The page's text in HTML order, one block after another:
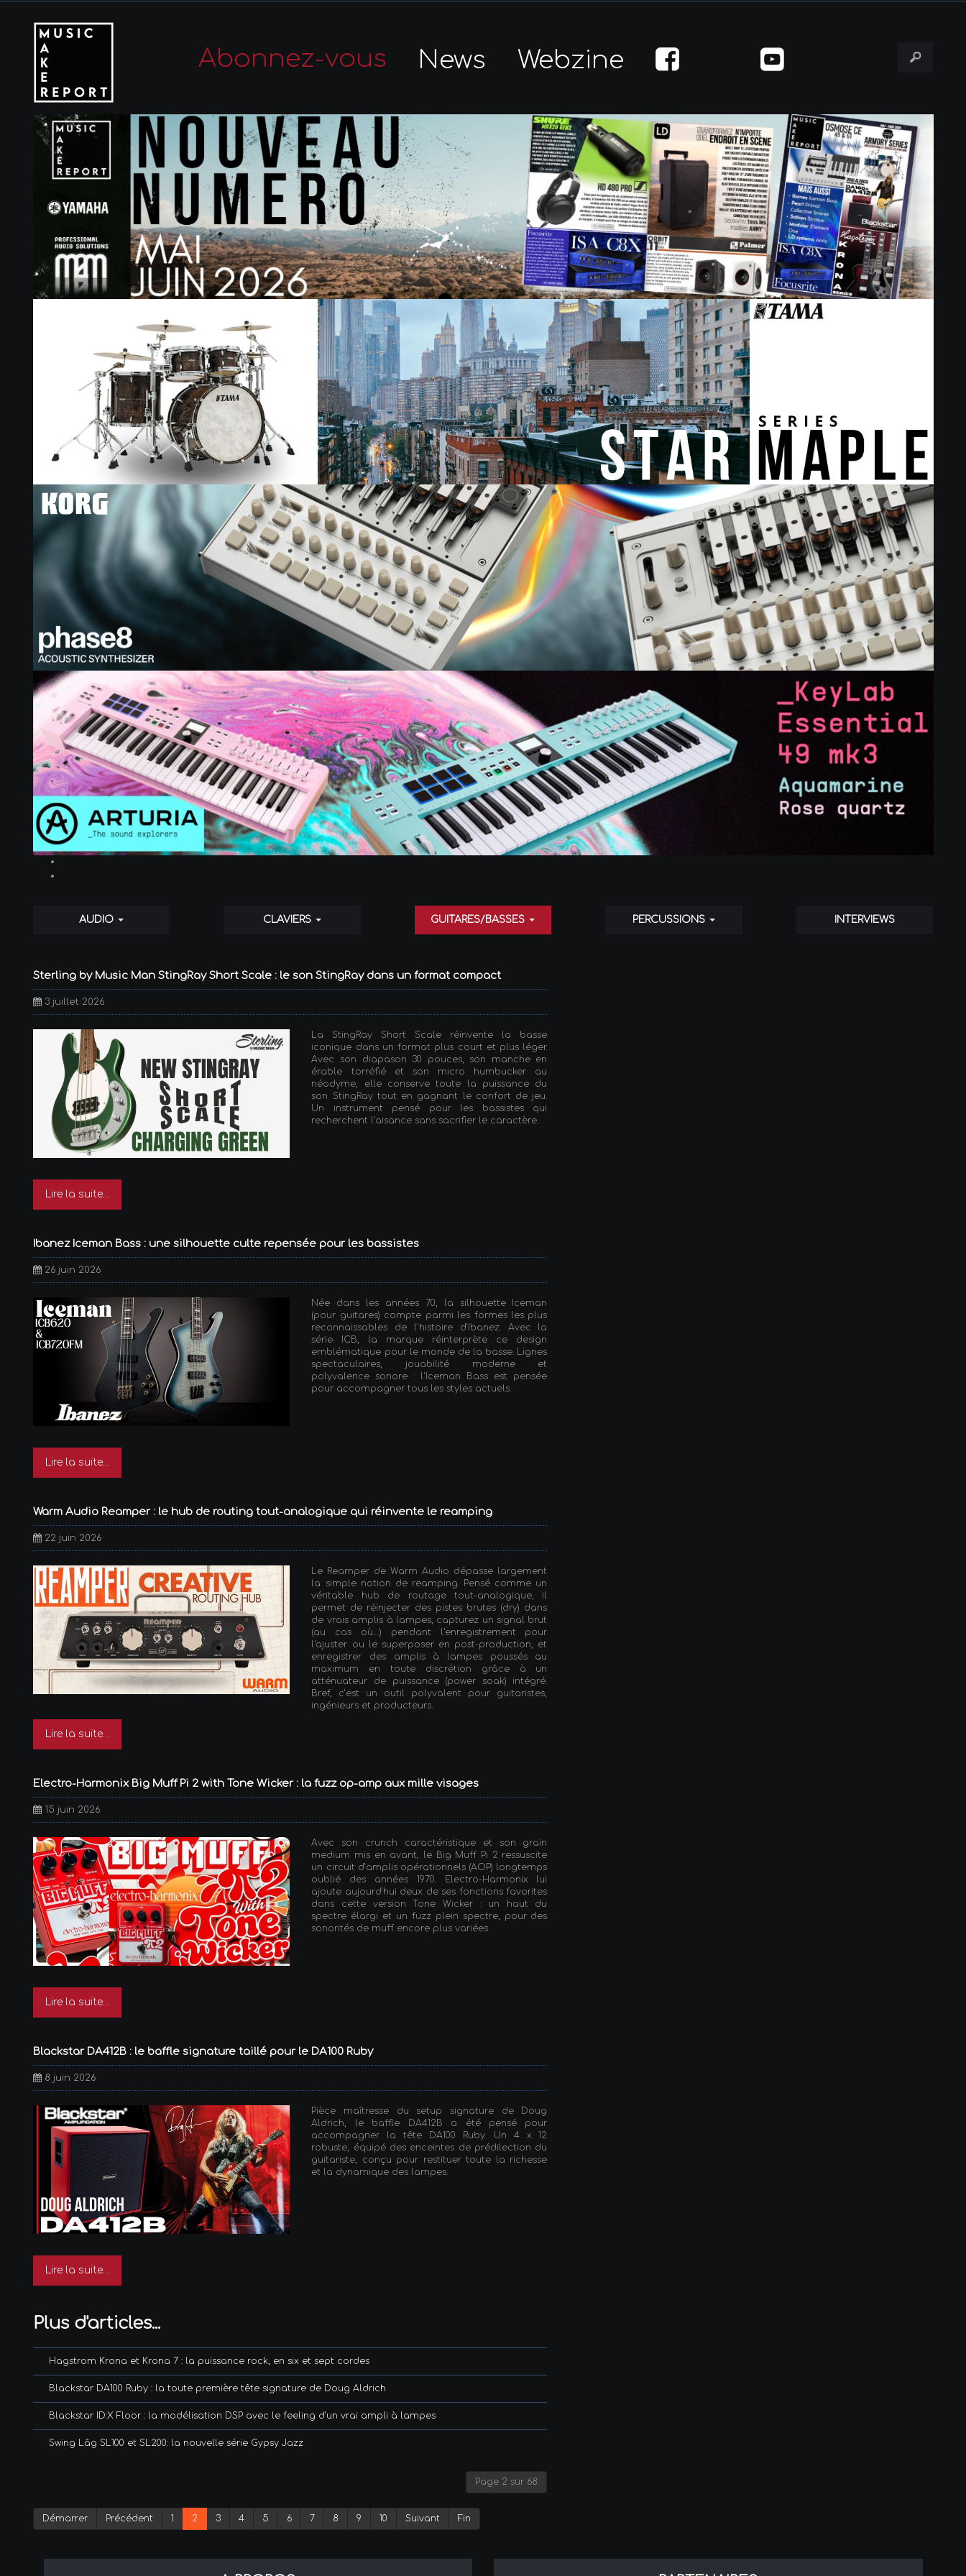
Abonnez-vous News Webzine
AUDIO CLAVIERS GUITARES/BASSES PERCUSSIONS INTERVIEWS
Sterling by Music Man StingRay Short Scale : le son StingRay dans un format compact
3 juillet 2026
La StingRay Short Scale réinvente la basse
iconique dans un format plus court et plus léger.
Avec son diapason 30 pouces, son manche en
érable torréfié et son micro humbucker au
néodyme, elle conserve toute la puissance du
son StingRay tout en gagnant le confort de jeu.
Un instrument pensé pour les bassistes qui
recherchent l'aisance sans sacrifier le caractère.
Lire la suite...
Ibanez Iceman Bass : une silhouette culte repensée pour les bassistes
26 juin 2026
Née dans les années 70, la silhouette Iceman
(pour guitares) compte parmi les formes les plus
reconnaissables de l'histoire d'Ibanez. Avec la
série ICB, la marque réinterprète ce design
emblématique pour le monde de la basse. Lignes
spectaculaires, jouabilité moderne et
polyvalence sonore : l'Iceman Bass est pensée
pour accompagner tous les styles actuels.
Lire la suite...
Warm Audio Reamper : le hub de routing tout-analogique qui réinvente le reamping
22 juin 2026
Le Reamper de Warm Audio dépasse largement
la simple notion de reamping. Pensé comme un
véritable hub de routage tout-analogique, il
permet de réinjecter des pistes brutes (dry) dans
de vrais amplis à lampes, capturez un signal brut
(au cas où…) pendant l'enregistrement pour
l'ajuster ou le superposer en post-production, et
enregistrer des amplis à lampes poussés au
maximum en toute discrétion grâce à un
atténuateur de puissance (power soak) intégré.
Bref, c’est un outil polyvalent pour guitaristes,
ingénieurs et producteurs.
Lire la suite...
Electro-Harmonix Big Muff Pi 2 with Tone Wicker : la fuzz op-amp aux mille visages
15 juin 2026
Avec son crunch caractéristique et son grain
medium mis en avant, le Big Muff Pi 2 ressuscite
un circuit d’amplis opérationnels (AOP) longtemps
oublié des années 1970. Electro-Harmonix lui
ajoute aujourd'hui deux de ses fonctions favorites
dans cette version Tone Wicker : un haut du
spectre élargi et un fuzz plein spectre, pour des
sonorités de muff encore plus variées.
Lire la suite...
Blackstar DA412B : le baffle signature taillé pour le DA100 Ruby
8 juin 2026
Pièce maîtresse du setup signature de Doug
Aldrich, le baffle DA412B a été pensé pour
accompagner la tête DA100 Ruby. Un 4 x 12
robuste, équipé des enceintes de prédilection du
guitariste, conçu pour restituer toute la richesse
et la dynamique des lampes.
Lire la suite...
Plus d'articles...
Hagstrom Krona et Krona 7 : la puissance rock, en six et sept cordes
Blackstar DA100 Ruby : la toute première tête signature de Doug Aldrich
Blackstar ID:X Floor : la modélisation DSP avec le feeling d'un vrai ampli à lampes
Swing Lâg SL100 et SL200: la nouvelle série Gypsy Jazz
Page 2 sur 68
Démarrer Précédent 1 2 3 4 5 6 7 8 9 10 Suivant Fin